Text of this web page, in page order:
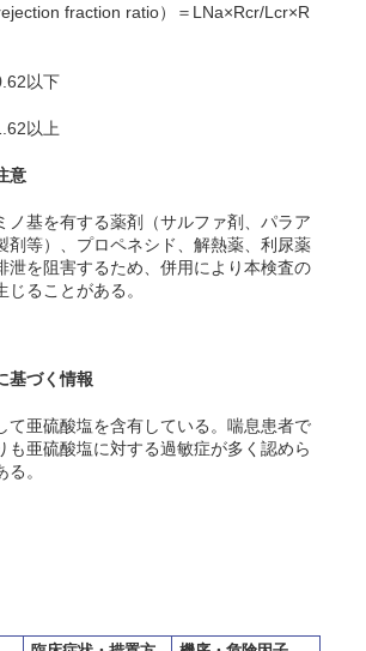
fraction ratio）＝LNa×Rcr/Lcr×R
以下
以上
意
ノ基を有する薬剤（サルファ剤、パラア
剤等）、プロペネシド、解熱薬、利尿薬
泄を阻害するため、併用により本検査の
ることがある。
づく情報
て亜硫酸塩を含有している。喘息患者で
も亜硫酸塩に対する過敏症が多く認めら
。